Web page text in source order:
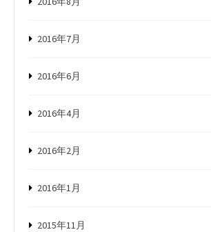
2016年7月
2016年6月
2016年4月
2016年2月
2016年1月
2015年11月